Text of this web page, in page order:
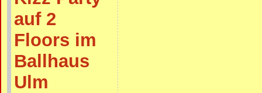
auf 2
Floors im
Ballhaus
Ulm